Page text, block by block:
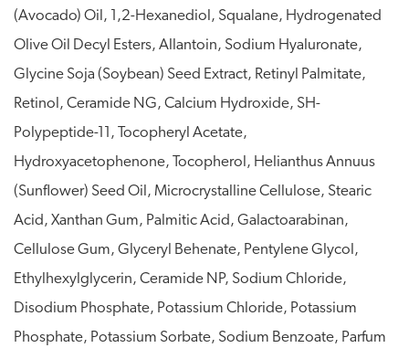
(Avocado) Oil, 1,2-Hexanediol, Squalane, Hydrogenated
Olive Oil Decyl Esters, Allantoin, Sodium Hyaluronate,
Glycine Soja (Soybean) Seed Extract, Retinyl Palmitate,
Retinol, Ceramide NG, Calcium Hydroxide, SH-
Polypeptide-11, Tocopheryl Acetate,
Hydroxyacetophenone, Tocopherol, Helianthus Annuus
(Sunflower) Seed Oil, Microcrystalline Cellulose, Stearic
Acid, Xanthan Gum, Palmitic Acid, Galactoarabinan,
Cellulose Gum, Glyceryl Behenate, Pentylene Glycol,
Ethylhexylglycerin, Ceramide NP, Sodium Chloride,
Disodium Phosphate, Potassium Chloride, Potassium
Phosphate, Potassium Sorbate, Sodium Benzoate, Parfum